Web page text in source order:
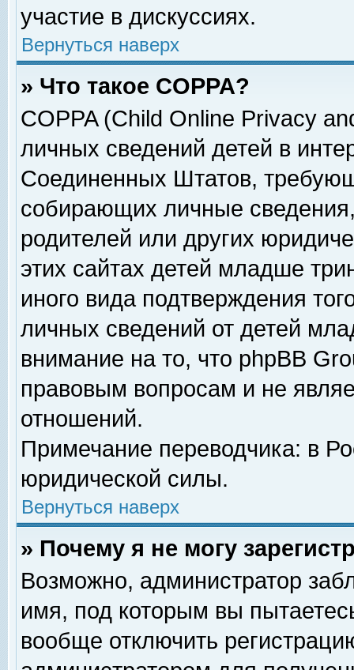
участие в дискуссиях.
Вернуться наверх
» Что такое COPPA?
COPPA (Child Online Privacy
личных сведений детей в
Соединенных Штатов,
собирающих личные
родителей или других
этих сайтах детей младше
иного вида подтверждения
личных сведений от детей
внимание на то, что phpBB
правовым вопросам и не
отношений.
Примечание переводчика: в
юридической силы.
Вернуться наверх
» Почему я не могу
Возможно, администратор
имя, под которым вы
вообще отключить